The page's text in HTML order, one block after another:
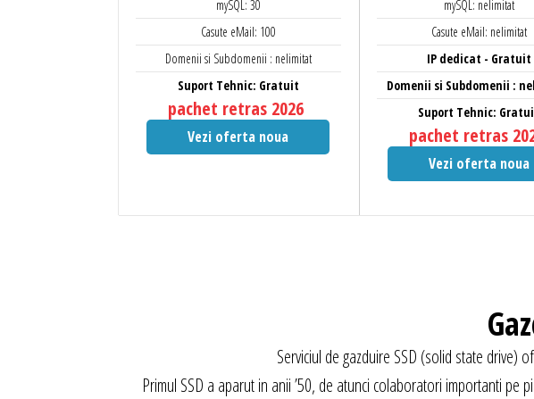
mySQL: 30
Casute eMail: 100
Domenii si Subdomenii : nelimitat
Suport Tehnic: Gratuit
pachet retras 2026
Vezi oferta noua
mySQL: nelimitat
Casute eMail: nelimitat
IP dedicat - Gratuit
Domenii si Subdomenii :
Suport Tehnic:
pachet retras
Vezi oferta noua
Serviciul de gazduire SSD (solid state drive)
Primul SSD a aparut in anii ’50, de atunci colaboratori importanti